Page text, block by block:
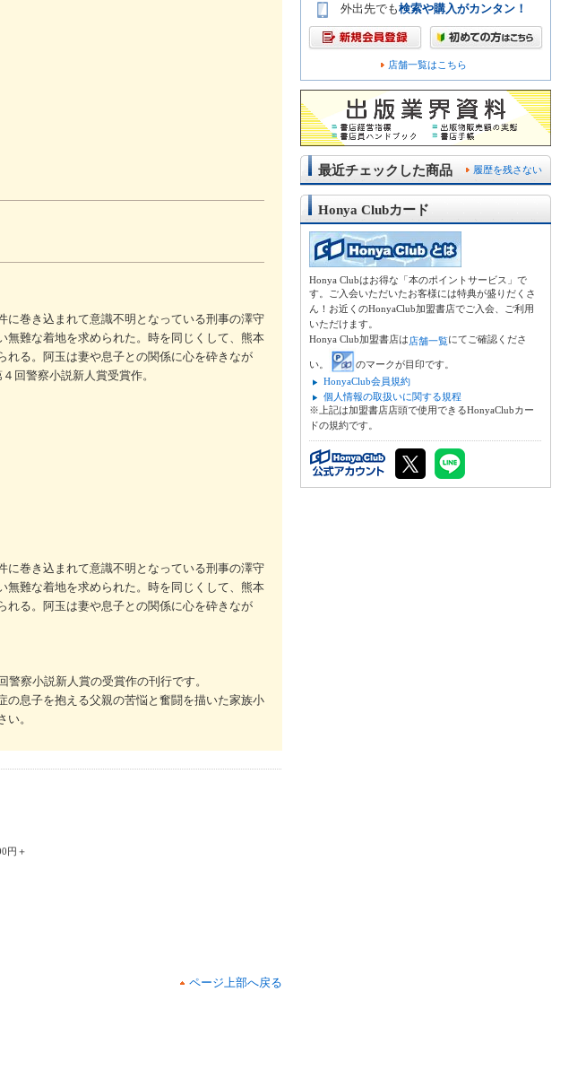
に巻き込まれて意識不明となっている刑事の澤守
難な着地を求められた。時を同じくして、熊本
れる。阿玉は妻や息子との関係に心を砕きなが
回警察小説新人賞受賞作。
に巻き込まれて意識不明となっている刑事の澤守
難な着地を求められた。時を同じくして、熊本
れる。阿玉は妻や息子との関係に心を砕きなが
察小説新人賞の受賞作の刊行です。
息子を抱える父親の苦悩と奮闘を描いた家族小
。
円＋
ページ上部へ戻る
外出先でも検索や購入がカンタン！
店舗一覧はこちら
履歴を残さない
最近チェックした商品
Honya Clubカード
Honya Clubはお得な「本のポイントサービス」で
す。ご入会いただいたお客様には特典が盛りだくさ
ん！お近くのHonyaClub加盟書店でご入会、ご利用
いただけます。
Honya Club加盟書店は店舗一覧にてご確認くださ
い。
のマークが目印です。
HonyaClub会員規約
個人情報の取扱いに関する規程
※上記は加盟書店店頭で使用できるHonyaClubカー
ドの規約です。